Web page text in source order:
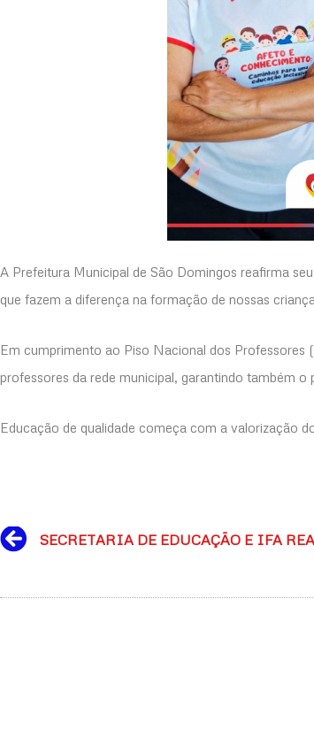
A Prefeitura Municipal de São Domingos reafirma
que fazem a diferença na formação de nossas
Em cumprimento ao Piso Nacional dos Professores
professores da rede municipal, garantindo também
Educação de qualidade começa com a valorização